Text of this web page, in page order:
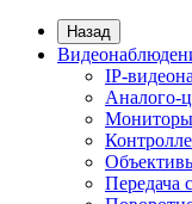
Назад
IP-
Аналого-
Мониторы
Передача